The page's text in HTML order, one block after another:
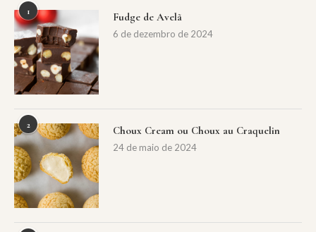
1 Fudge de Avelã
6 de dezembro de 2024
2 Choux Cream ou Choux au Craquelin
24 de maio de 2024